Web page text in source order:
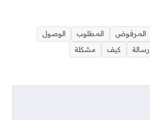
المرفوض المطلوب
الوصول
رسالة كيف مشكلة